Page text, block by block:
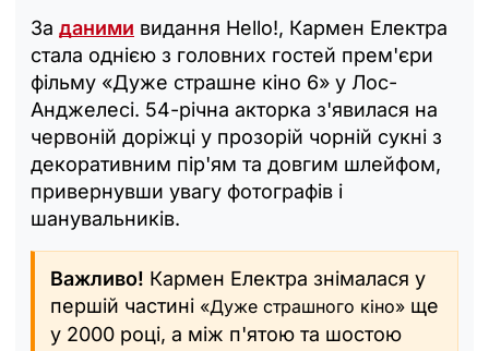
За даними видання Hello!, Кармен Електра
стала однією з головних гостей прем'єри
фільму «Дуже страшне кіно 6» у Лос-
Анджелесі. 54-річна акторка з'явилася на
червоній доріжці у прозорій чорній сукні з
декоративним пір'ям та довгим шлейфом,
привернувши увагу фотографів і
шанувальників.
Важливо! Кармен Електра знімалася у
першій частині «Дуже страшного кіно» ще
у 2000 році, а між п'ятою та шостою